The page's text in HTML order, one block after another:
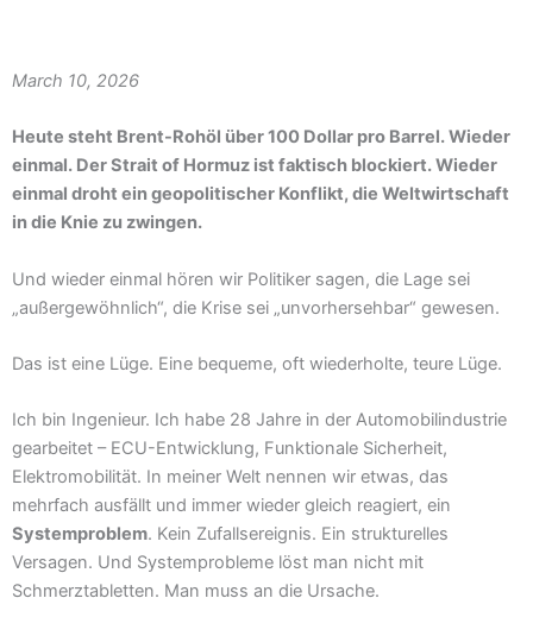
March 10, 2026
Heute steht Brent-Rohöl über 100 Dollar pro Barrel. Wieder
einmal. Der Strait of Hormuz ist faktisch blockiert. Wieder
einmal droht ein geopolitischer Konflikt, die Weltwirtschaft
in die Knie zu zwingen.
Und wieder einmal hören wir Politiker sagen, die Lage sei
„außergewöhnlich“, die Krise sei „unvorhersehbar“ gewesen.
Das ist eine Lüge. Eine bequeme, oft wiederholte, teure Lüge.
Ich bin Ingenieur. Ich habe 28 Jahre in der Automobilindustrie
gearbeitet – ECU-Entwicklung, Funktionale Sicherheit,
Elektromobilität. In meiner Welt nennen wir etwas, das
mehrfach ausfällt und immer wieder gleich reagiert, ein
Systemproblem. Kein Zufallsereignis. Ein strukturelles
Versagen. Und Systemprobleme löst man nicht mit
Schmerztabletten. Man muss an die Ursache.